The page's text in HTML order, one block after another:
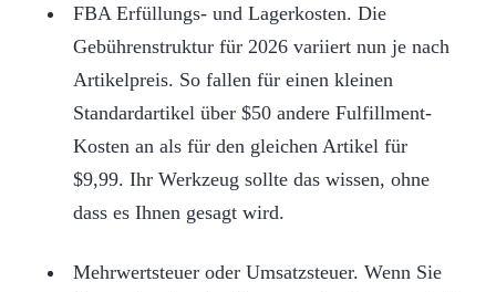
FBA Erfüllungs- und Lagerkosten. Die
Gebührenstruktur für 2026 variiert nun je nach
Artikelpreis. So fallen für einen kleinen
Standardartikel über $50 andere Fulfillment-
Kosten an als für den gleichen Artikel für
$9,99. Ihr Werkzeug sollte das wissen, ohne
dass es Ihnen gesagt wird.
Mehrwertsteuer oder Umsatzsteuer. Wenn Sie